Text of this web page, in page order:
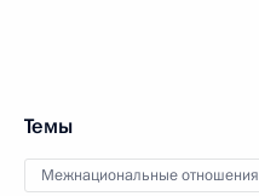
Темы
Межнациональные отношения